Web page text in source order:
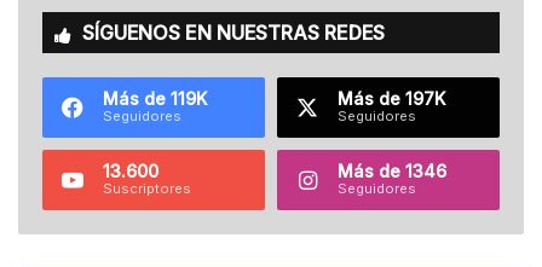
SÍGUENOS EN NUESTRAS REDES
Más de 119K
Seguidores
Más de 197K
Seguidores
13.600
Suscriptores
Más de 1346
Seguidores